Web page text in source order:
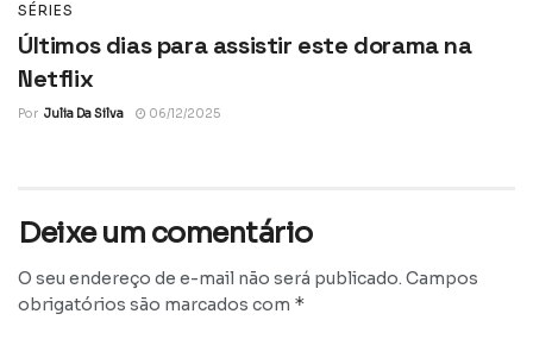
SÉRIES
Últimos dias para assistir este dorama na
Netflix
Por Julia Da Silva 06/12/2025
Deixe um comentário
O seu endereço de e-mail não será publicado. Campos
obrigatórios são marcados com *